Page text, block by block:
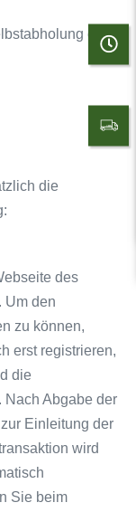
der
die
des
Um den
zu können,
erst registrieren,
die
Abgabe der
Einleitung der
wird
Sie beim